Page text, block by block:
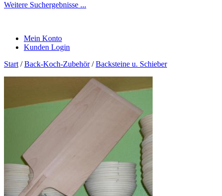
Weitere Suchergebnisse ...
Mein Konto
Kunden Login
Start /Back-Koch-Zubehör/Backsteine u. Schieber